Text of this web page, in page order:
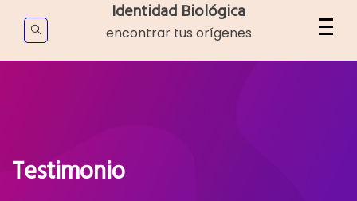
content
Identidad Biológica
encontrar tus orígenes
Testimonio